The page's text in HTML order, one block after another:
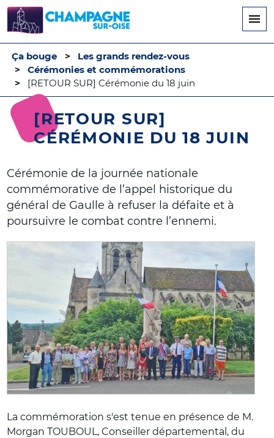
principal
Ça bouge
Les grands rendez-vous
Cérémonies et commémorations
[RETOUR SUR] Cérémonie du 18 juin
[RETOUR SUR]
CÉRÉMONIE DU 18 JUIN
Cérémonie de la journée nationale
commémorative de l’appel historique du
général de Gaulle à refuser la défaite et à
poursuivre le combat contre l’ennemi.
La commémoration s'est tenue en présence de M.
Morgan TOUBOUL, Conseiller départemental, du